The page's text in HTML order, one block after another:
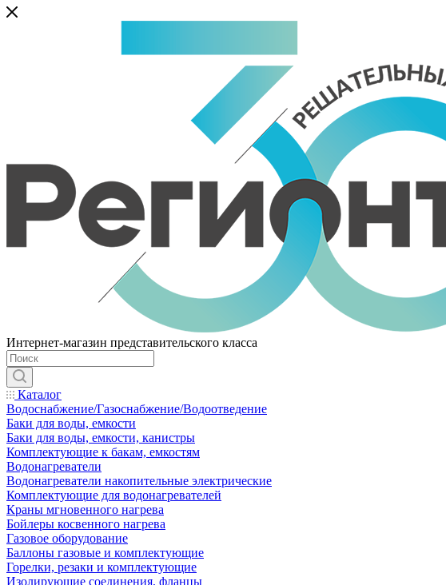
Интернет-магазин представительского класса
Каталог
Водоснабжение/Газоснабжение/Водоотведение
Баки для воды, емкости
Баки для воды, емкости, канистры
Комплектующие к бакам, емкостям
Водонагреватели
Водонагреватели накопительные электрические
Комплектующие для водонагревателей
Краны мгновенного нагрева
Бойлеры косвенного нагрева
Газовое оборудование
Баллоны газовые и комплектующие
Горелки, резаки и комплектующие
Изолирующие соединения, фланцы